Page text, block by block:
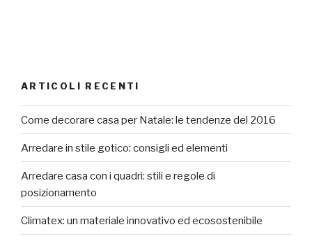
ARTICOLI RECENTI
Come decorare casa per Natale: le tendenze del 2016
Arredare in stile gotico: consigli ed elementi
Arredare casa con i quadri: stili e regole di
posizionamento
Climatex: un materiale innovativo ed ecosostenibile